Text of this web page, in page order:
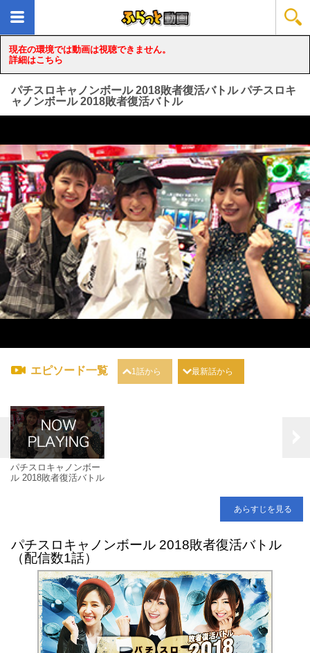
現在の環境では動画は視聴できません。
詳細はこちら
パチスロキャノンボール 2018敗者復活バトル パチスロキ
ャノンボール 2018敗者復活バトル
loading...
エピソード一覧 1話から 最新話から
パチスロキャノンボー
ル 2018敗者復活バトル
あらすじを見る
パチスロキャノンボール 2018敗者復活バトル
（配信数1話）